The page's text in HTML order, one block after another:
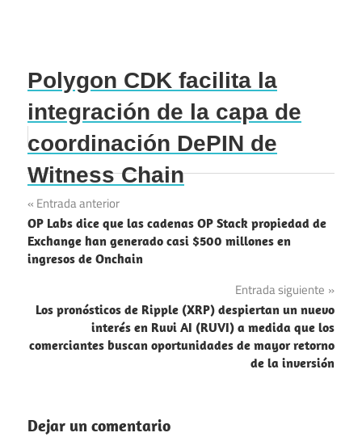
Polygon CDK facilita la
integración de la capa de
coordinación DePIN de
Witness Chain
Navegación
de
entradas
Entrada anterior
OP Labs dice que las cadenas OP Stack propiedad de
Exchange han generado casi $500 millones en
ingresos de Onchain
Entrada siguiente
Los pronósticos de Ripple (XRP) despiertan un nuevo
interés en Ruvi AI (RUVI) a medida que los
comerciantes buscan oportunidades de mayor retorno
de la inversión
Dejar un comentario